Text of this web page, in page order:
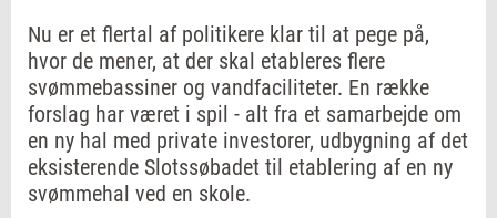
Nu er et flertal af politikere klar til at pege på,
hvor de mener, at der skal etableres flere
svømmebassiner og vandfaciliteter. En række
forslag har været i spil - alt fra et samarbejde om
en ny hal med private investorer, udbygning af det
eksisterende Slotssøbadet til etablering af en ny
svømmehal ved en skole.